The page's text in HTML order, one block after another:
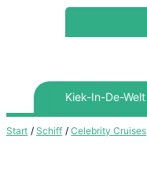
Start Schiff Celebrity Cruises